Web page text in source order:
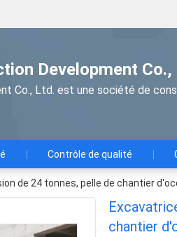
Development Co.,
Co., Ltd. est une société de
Contrôle de qualité
de 24 tonnes, pelle de chantier
chantier